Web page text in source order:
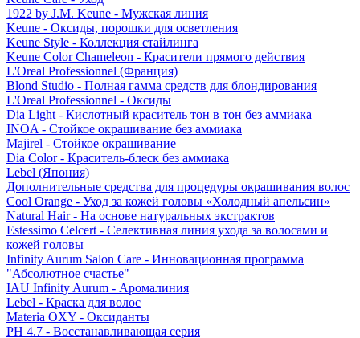
1922 by J.M. Keune - Мужская линия
Keune - Оксиды, порошки для осветления
Keune Style - Коллекция стайлинга
Keune Color Chameleon - Красители прямого действия
L'Oreal Professionnel (Франция)
Blond Studio - Полная гамма средств для блондирования
L'Oreal Professionnel - Оксиды
Dia Light - Кислотный краситель тон в тон без аммиака
INOA - Стойкое окрашивание без аммиака
Majirel - Стойкое окрашивание
Dia Color - Краситель-блеск без аммиака
Lebel (Япония)
Дополнительные средства для процедуры окрашивания волос
Cool Orange - Уход за кожей головы «Холодный апельсин»
Natural Hair - На основе натуральных экстрактов
Estessimo Celcert - Селективная линия ухода за волосами и
кожей головы
Infinity Aurum Salon Care - Инновационная программа
"Абсолютное счастье"
IAU Infinity Aurum - Аромалиния
Lebel - Краска для волос
Materia OXY - Оксиданты
PH 4.7 - Восстанавливающая серия